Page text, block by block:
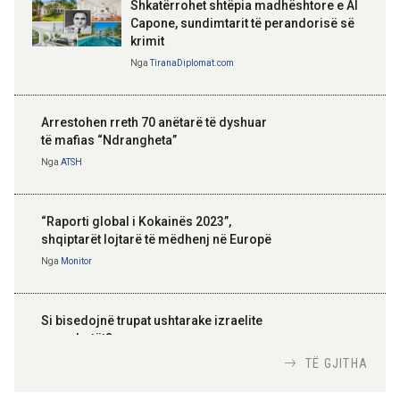
Shkatërrohet shtëpia madhështore e Al
Capone, sundimtarit të perandorisë së
krimit
NgaTiranaDiplomat.com
Arrestohen rreth 70 anëtarë të dyshuar
të mafias “Ndrangheta”
Nga ATSH
“Raporti global i Kokainës 2023”,
shqiptarët lojtarë të mëdhenj në Europë
Nga Monitor
Si bisedojnë trupat ushtarake izraelite
me robotët?
TË GJITHA